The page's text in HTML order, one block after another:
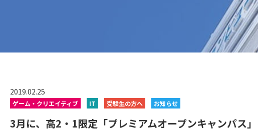
2019.02.25
ゲーム・クリエイティブ IT 受験生の方へ お知らせ
3月に、高2・1限定「プレミアムオープンキャンパス